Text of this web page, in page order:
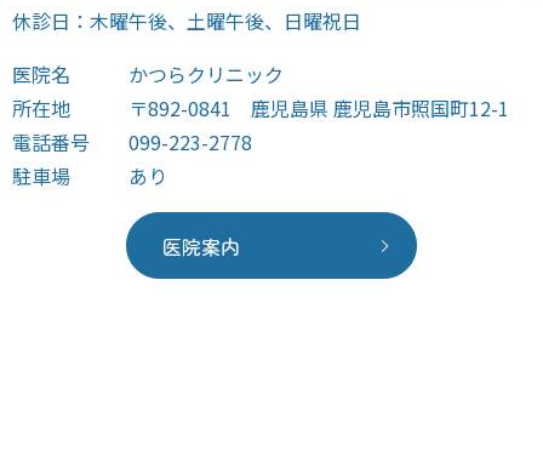
休診日：木曜午後、土曜午後、日曜祝日
医院名
かつらクリニック
所在地
〒892-0841 鹿児島県 鹿児島市照国町12-1
電話番号
099-223-2778
駐車場
あり
医院案内